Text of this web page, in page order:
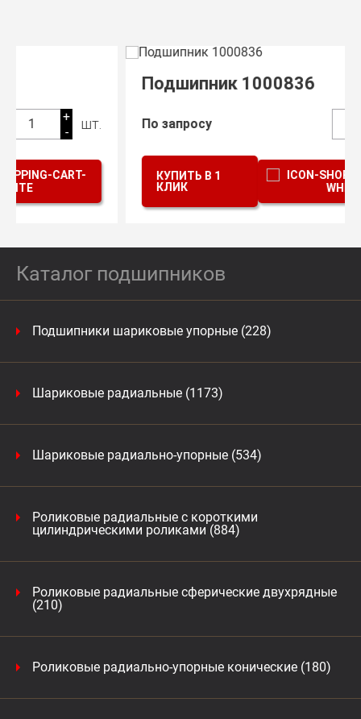
Каталог подшипников
Подшипники шариковые упорные (228)
Шариковые радиальные (1173)
Шариковые радиально-упорные (534)
Роликовые радиальные с короткими
цилиндрическими роликами (884)
Роликовые радиальные сферические двухрядные
(210)
Роликовые радиально-упорные конические (180)
Подшипник 1000836
По запросу
КУПИТЬ В 1